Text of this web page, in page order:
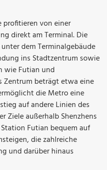
profitieren von einer
direkt am Terminal. Die
dem Terminalgebäude
ins Stadtzentrum sowie
wie Futian und
Zentrum beträgt etwa eine
die Metro eine
auf andere Linien des
Ziele außerhalb Shenzhens
Futian bequem auf
die zahlreiche
und darüber hinaus